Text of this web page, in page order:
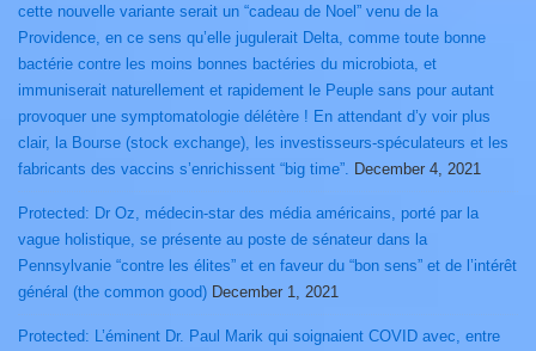
cette nouvelle variante serait un “cadeau de Noel” venu de la
Providence, en ce sens qu’elle jugulerait Delta, comme toute bonne
bactérie contre les moins bonnes bactéries du microbiota, et
immuniserait naturellement et rapidement le Peuple sans pour autant
provoquer une symptomatologie délétère ! En attendant d’y voir plus
clair, la Bourse (stock exchange), les investisseurs-spéculateurs et les
fabricants des vaccins s’enrichissent “big time”. December 4, 2021
Protected: Dr Oz, médecin-star des média américains, porté par la
vague holistique, se présente au poste de sénateur dans la
Pennsylvanie “contre les élites” et en faveur du “bon sens” et de l’intérêt
général (the common good) December 1, 2021
Protected: L’éminent Dr. Paul Marik qui soignaient COVID avec, entre